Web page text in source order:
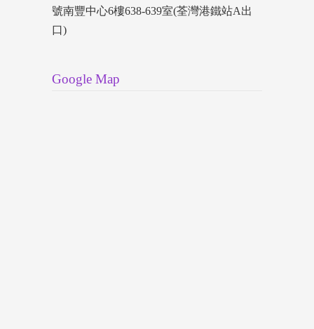
號南豐中心6樓638-639室(荃灣港鐵站A出
口)
Google Map